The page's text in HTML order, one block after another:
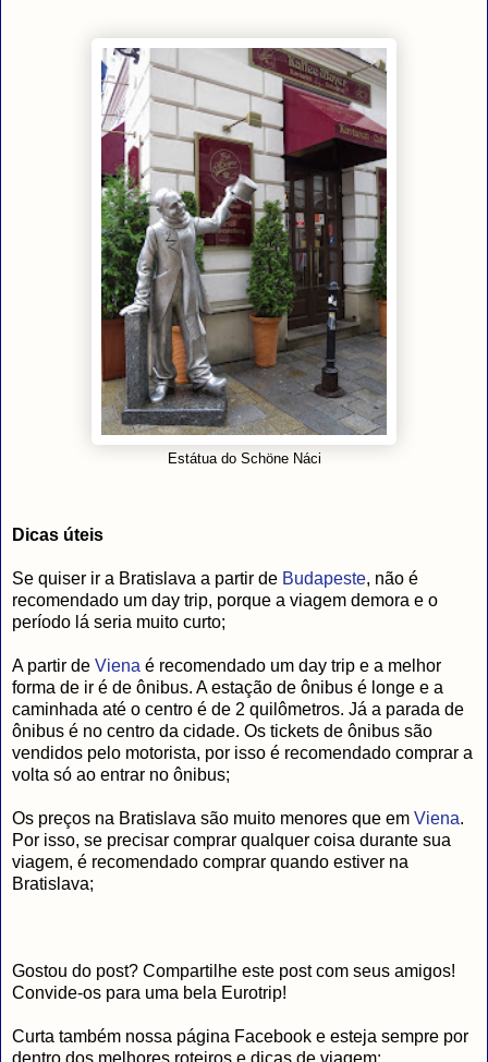
Estátua do Schöne Náci
Dicas úteis
Se quiser ir a Bratislava a partir de Budapeste, não é
recomendado um day trip, porque a viagem demora e o
período lá seria muito curto;
A partir de Viena é recomendado um day trip e a melhor
forma de ir é de ônibus. A estação de ônibus é longe e a
caminhada até o centro é de 2 quilômetros. Já a parada de
ônibus é no centro da cidade. Os tickets de ônibus são
vendidos pelo motorista, por isso é recomendado comprar a
volta só ao entrar no ônibus;
Os preços na Bratislava são muito menores que em Viena.
Por isso, se precisar comprar qualquer coisa durante sua
viagem, é recomendado comprar quando estiver na
Bratislava;
Gostou do post? Compartilhe este post com seus amigos!
Convide-os para uma bela Eurotrip!
Curta também nossa página Facebook e esteja sempre por